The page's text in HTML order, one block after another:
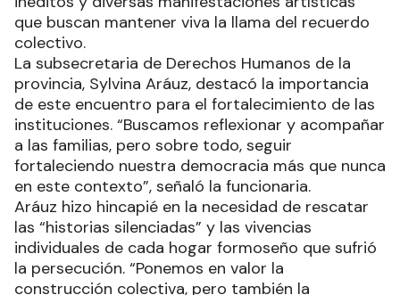
que buscan mantener viva la llama del recuerdo
colectivo.
La subsecretaria de Derechos Humanos de la
provincia, Sylvina Aráuz, destacó la importancia
de este encuentro para el fortalecimiento de las
instituciones. “Buscamos reflexionar y acompañar
a las familias, pero sobre todo, seguir
fortaleciendo nuestra democracia más que nunca
en este contexto”, señaló la funcionaria.
Aráuz hizo hincapié en la necesidad de rescatar
las “historias silenciadas” y las vivencias
individuales de cada hogar formoseño que sufrió
la persecución. “Ponemos en valor la
construcción colectiva, pero también la